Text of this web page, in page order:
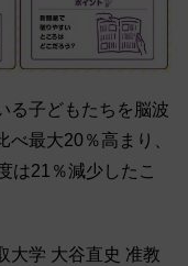
る子どもたちを脳波
最大20％高まり、
は21％減少したこ
大学 大谷直史 准教